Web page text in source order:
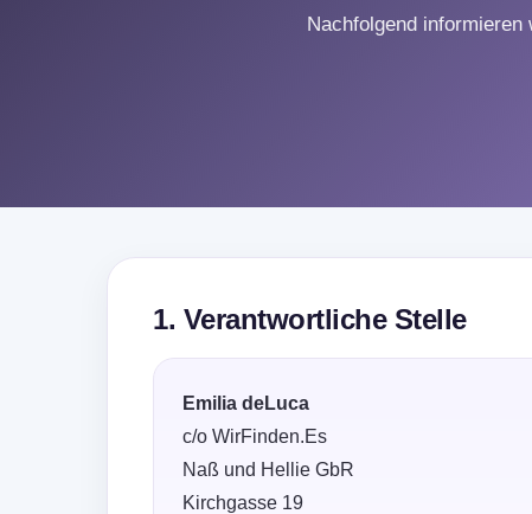
Nachfolgend
1. Verantwortliche Stelle
Emilia deLuca
c/o WirFinden.Es
Naß und Hellie GbR
Kirchgasse 19